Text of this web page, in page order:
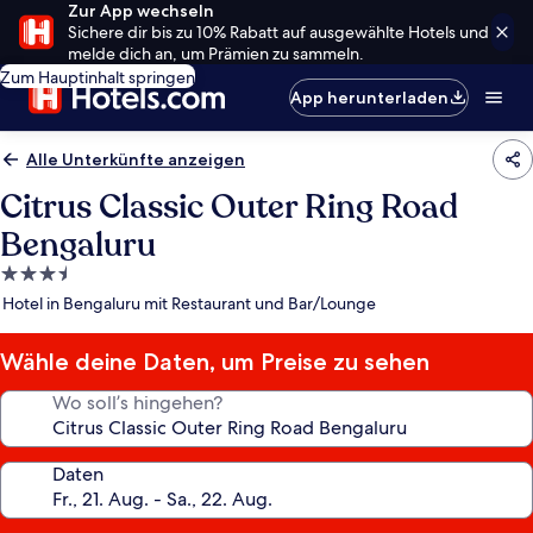
Zur App wechseln
Sichere dir bis zu 10% Rabatt auf ausgewählte Hotels und
melde dich an, um Prämien zu sammeln.
Zum Hauptinhalt springen
App herunterladen
Alle Unterkünfte anzeigen
Citrus Classic Outer Ring Road
Bengaluru
3.5-
Sterne-
Hotel in Bengaluru mit Restaurant und Bar/Lounge
Wähle deine Daten, um Preise zu sehen
Wo soll’s hingehen?
Daten